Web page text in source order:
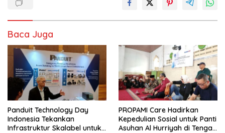
Baca Juga
Panduit Technology Day
Indonesia Tekankan
Infrastruktur Skalabel untuk
PROPAMI Care Hadirkan
Kepedulian Sosial untuk Panti
Asuhan Al Hurriyah di Tengah